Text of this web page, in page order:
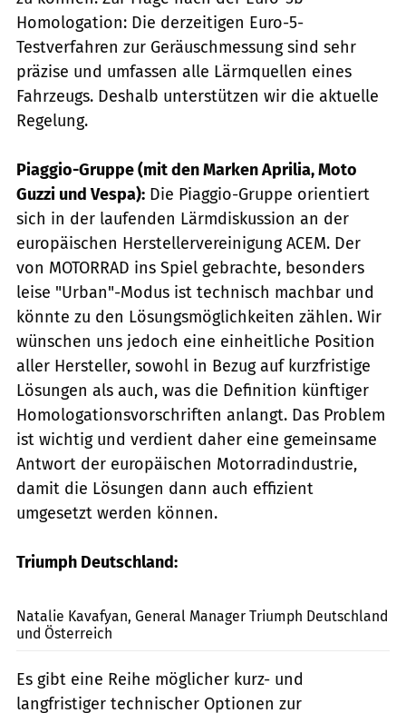
Homologation: Die derzeitigen Euro-5-
Testverfahren zur Geräuschmessung sind sehr
präzise und umfassen alle Lärmquellen eines
Fahrzeugs. Deshalb unterstützen wir die aktuelle
Regelung.
Piaggio-Gruppe (mit den Marken Aprilia, Moto
Guzzi und Vespa): Die Piaggio-Gruppe orientiert
sich in der laufenden Lärmdiskussion an der
europäischen Herstellervereinigung ACEM. Der
von MOTORRAD ins Spiel gebrachte, besonders
leise "Urban"-Modus ist technisch machbar und
könnte zu den Lösungsmöglichkeiten zählen. Wir
wünschen uns jedoch eine einheitliche Position
aller Hersteller, sowohl in Bezug auf kurzfristige
Lösungen als auch, was die Definition künftiger
Homologationsvorschriften anlangt. Das Problem
ist wichtig und verdient daher eine gemeinsame
Antwort der europäischen Motorradindustrie,
damit die Lösungen dann auch effizient
umgesetzt werden können.
Triumph Deutschland:
Natalie Kavafyan, General Manager Triumph Deutschland
und Österreich
Es gibt eine Reihe möglicher kurz- und
langfristiger technischer Optionen zur